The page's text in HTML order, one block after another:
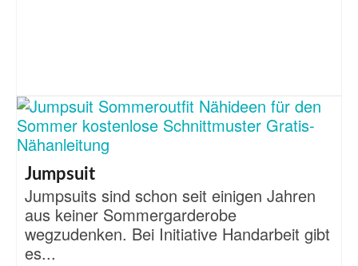
Jumpsuit
Jumpsuits sind schon seit einigen Jahren
aus keiner Sommergarderobe
wegzudenken. Bei Initiative Handarbeit gibt
es...